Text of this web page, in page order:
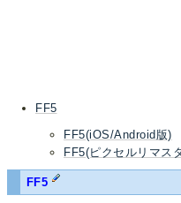
FF5
FF5(iOS/Android版)
FF5(ピクセルリマス
FF5